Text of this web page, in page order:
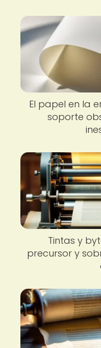
El papel en la
soporte
Tintas y
precursor y